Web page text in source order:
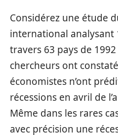
Considérez une étude
international analysant
travers 63 pays de 1992
chercheurs ont
économistes n’ont
récessions en avril de
Même dans les rares
avec précision une